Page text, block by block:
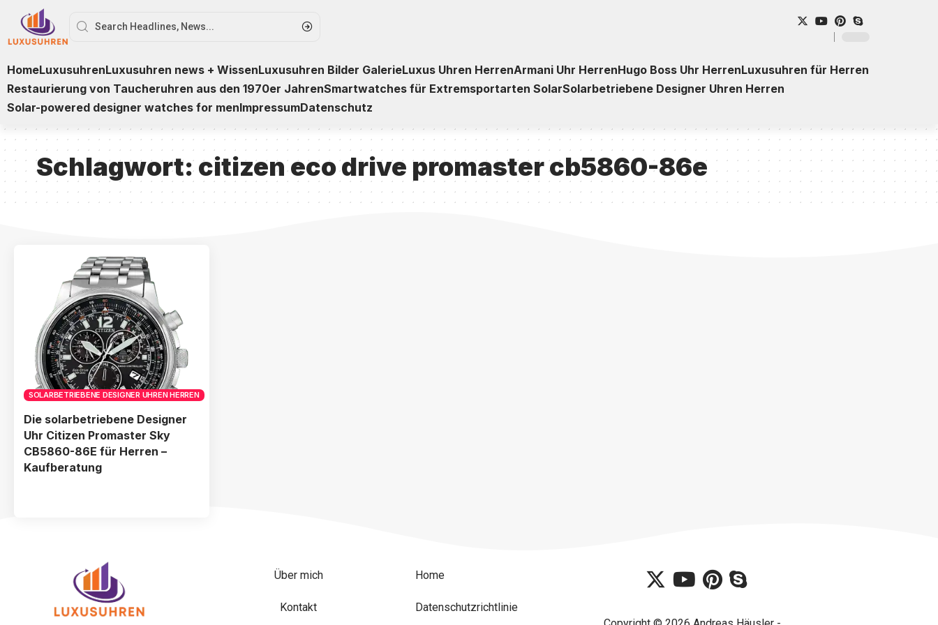
HomeLuxusuhrenLuxusuhren news + WissenLuxusuhren Bilder GalerieLuxus Uhren HerrenArmani Uhr HerrenHugo Boss Uhr HerrenLuxusuhren für Herren
Restaurierung von Taucheruhren aus den 1970er JahrenSmartwatches für Extremsportarten SolarSolarbetriebene Designer Uhren Herren
Solar-powered designer watches for menImpressumDatenschutz
Schlagwort:citizen eco drive promaster cb5860-86e
SOLARBETRIEBENE DESIGNER UHREN HERREN
Die solarbetriebene Designer
Uhr Citizen Promaster Sky
CB5860-86E für Herren –
Kaufberatung
Über mich
Kontakt
Home
Datenschutzrichtlinie